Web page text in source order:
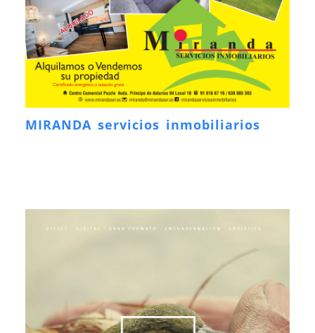
MIRANDA servicios inmobiliarios